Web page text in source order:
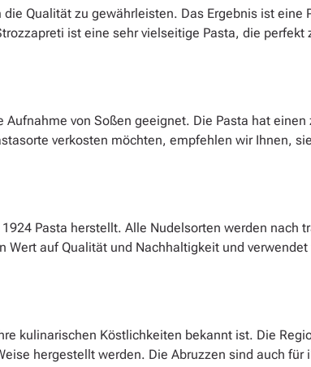
Qualität zu gewährleisten. Das Ergebnis ist eine
ist eine sehr vielseitige Pasta, die perfekt
von Soßen geeignet. Die Pasta hat
verkosten möchten, empfehlen wir Ihnen,
Pasta herstellt. Alle Nudelsorten werden nach
auf Qualität und Nachhaltigkeit und
kulinarischen Köstlichkeiten bekannt ist. Die
hergestellt werden. Die Abruzzen sind auch für